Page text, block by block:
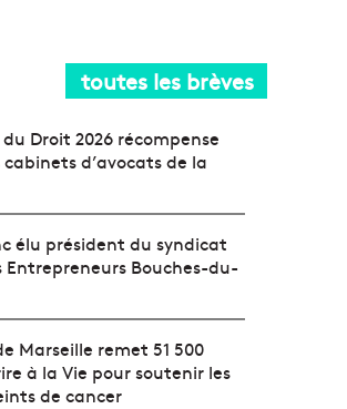
toutes les brèves
Droit 2026 récompense
d’avocats de la
élu président du syndicat
Entrepreneurs Bouches-du-
Marseille remet 51 500
à la Vie pour soutenir les
de cancer